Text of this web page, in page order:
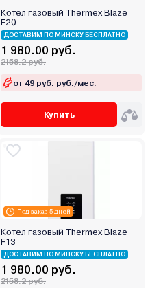
Котел газовый Thermex Blaze
F20
ДОСТАВИМ ПО МИНСКУ БЕСПЛАТНО
1 980.00 руб.
2158.2 руб.
от 49 руб. руб./мес.
Купить
Под заказ 5 дней
Котел газовый Thermex Blaze
F13
ДОСТАВИМ ПО МИНСКУ БЕСПЛАТНО
1 980.00 руб.
2158.2 руб.